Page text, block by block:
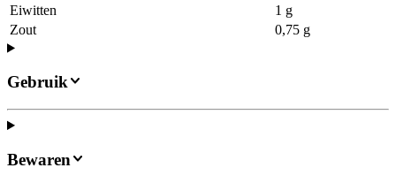
Eiwitten
1 g
Zout
0,75 g
Gebruik
Bewaren